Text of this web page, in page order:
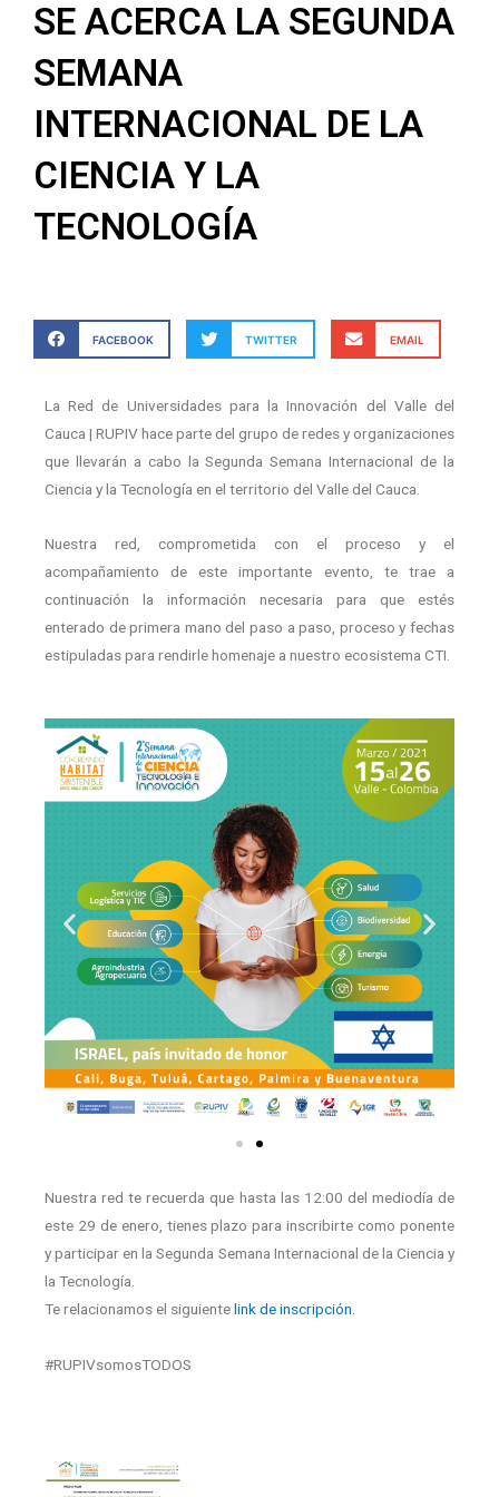
SE ACERCA LA SEGUNDA
SEMANA
INTERNACIONAL DE LA
CIENCIA Y LA
TECNOLOGÍA
FACEBOOK TWITTER EMAIL
La Red de Universidades para la Innovación del Valle del
Cauca | RUPIV hace parte del grupo de redes y organizaciones
que llevarán a cabo la Segunda Semana Internacional de la
Ciencia y la Tecnología en el territorio del Valle del Cauca.
Nuestra red, comprometida con el proceso y el
acompañamiento de este importante evento, te trae a
continuación la información necesaria para que estés
enterado de primera mano del paso a paso, proceso y fechas
estipuladas para rendirle homenaje a nuestro ecosistema CTI.​
Nuestra red te recuerda que hasta las 12:00 del mediodía de
este 29 de enero, tienes plazo para inscribirte como ponente
y participar en la Segunda Semana Internacional de la Ciencia y
la Tecnología.
Te relacionamos el siguientelink de inscripción.
#RUPIVsomosTODOS